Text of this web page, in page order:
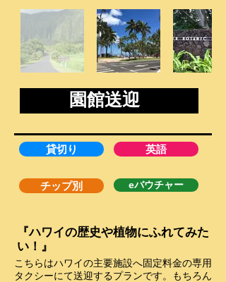
ページタイトル
園館送迎
貸切り
チップ別
英語
eバウチャー
『ハワイの歴史や植物にふれてみた
い！』
こちらはハワイの主要施設へ固定料金の専用
タクシーにて送迎するプランです。もちろん